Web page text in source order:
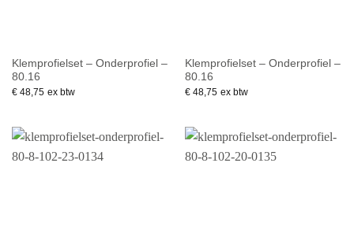
Klemprofielset – Onderprofiel –
80.16
€48,75 ex btw
Klemprofielset – Onderprofiel –
80.16
€48,75 ex btw